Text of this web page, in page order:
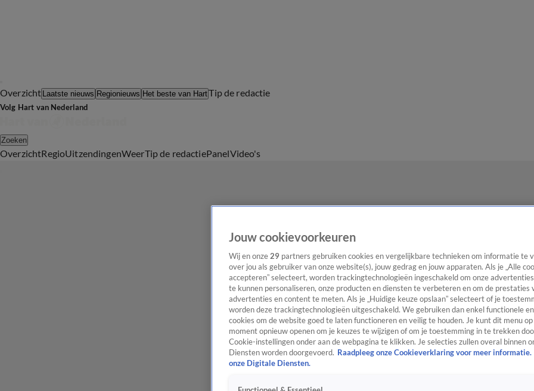
Overzicht Laatste nieuws Regionieuws Het beste van HartTip de redactie
Volg Hart van Nederland
Zoeken
OverzichtRegioUitzendingenWeerTip de redactiePanelVideo's
Jouw cookievoorkeuren
Wij en onze 29 partners gebruiken cookies en vergelijkbare technieken om informatie te
over jou als gebruiker van onze website(s), jouw gedrag en jouw apparaten. Als je „Alle
accepteren” selecteert, worden trackingtechnologieën ingeschakeld om onze
te kunnen personaliseren, onze producten en diensten te verbeteren en om de prestaties
advertenties en content te meten. Als je „Huidige keuze opslaan” selecteert of je
worden deze trackingtechnologieën uitgeschakeld. We gebruiken dan enkel functionele
cookies om de website goed te laten functioneren en veilig te houden. Je kunt dit menu
moment opnieuw openen om je keuzes te wijzigen of om je toestemming in te trekken
Cookie-instellingen onder aan de webpagina te klikken. Je selecties zullen overal binnen
Diensten worden doorgevoerd. Raadpleeg onze Cookieverklaring voor meer informatie.
onze Digitale Diensten.